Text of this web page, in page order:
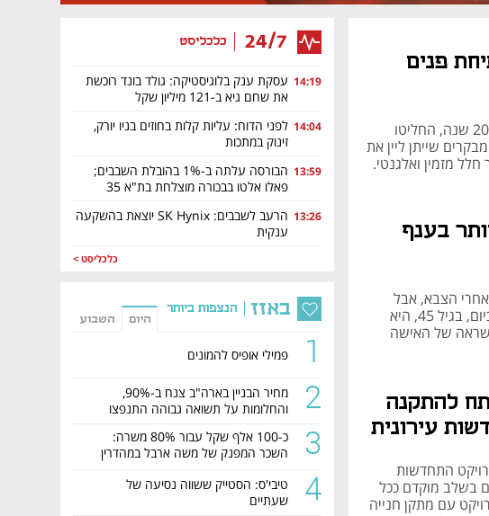
24/7 כלכליסט
14:19 עסקת ענק בלוגיסטיקה: גולד בונד רוכשת
את שחם גיא ב-121 מיליון שקל
14:04 לפני הדוח: עליות קלות בחוזים בניו יורק,
זינוק במתכות
13:59
הבורסה עלתה ב-1% בהובלת השבבים;
פאלו אלטו בבכורה מוצלחת בת"א 35
13:26
הרעב לשבבים: SK Hynix יוצאת בהשקעה
ענקית
כלכליסט >
באזז הנצפות ביותר
היום השבוע
1 פמילי אופיס להמונים
2
מחיר הבניין בארה"ב צנח ב-90%,
והחלומות על תשואה גבוהה התנפצו
3
כ-100 אלף שקל עבור 80% משרה:
השכר המפנק של משה ארבל במהדרין
4
טיבי'ס: הסטייק ששווה נסיעה של
שעתיים
פנים
לפני כשנה, כשמרכז המבקרים של יקב טוליפ היה בן קרוב ל-20 שנה, החליטו
שייתן ליין את
מזמין ואלגנטי.
בענף
הצבא, אבל
במקום לטייל, היא הפכה בגיל 27 למנכ"לית הצעירה בארץ. כיום, בגיל 45, היא
של האישה
להתקנה
עירונית
התחדשות
בשלב מוקדם ככל
עם מתקן חנייה